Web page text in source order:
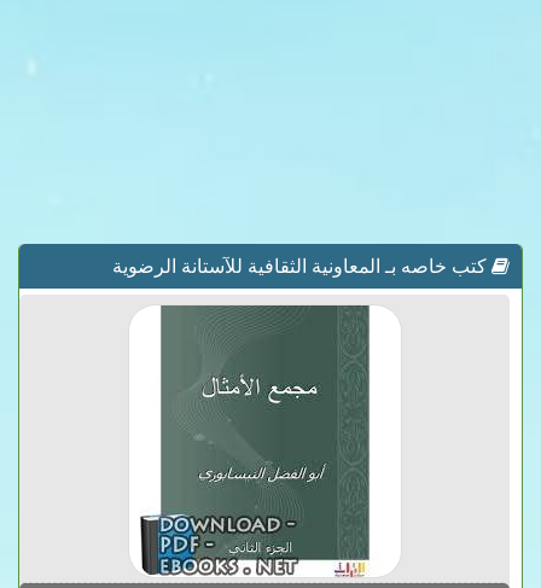
كتب خاصه بـ المعاونية الثقافية للآستانة الرضوية